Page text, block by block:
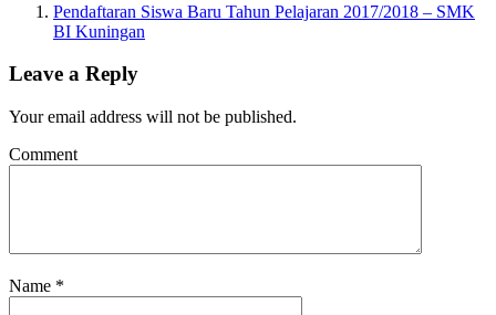
Pendaftaran Siswa Baru Tahun Pelajaran 2017/2018 – SMK
BI Kuningan
Leave a Reply
Your email address will not be published.
Comment
Name *